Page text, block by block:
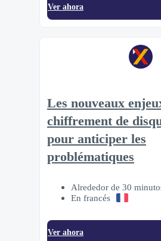
Ver ahora
Les nouveaux
chiffrement de
pour anticiper les
problématiques
Alrededor de 30
En francés
Ver ahora